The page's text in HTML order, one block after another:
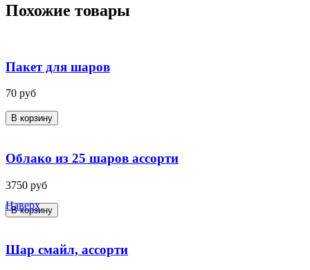
Похожие товары
Пакет для шаров
70 руб
В корзину
Облако из 25 шаров ассорти
3750 руб
В корзину
Шар смайл, ассорти
Наверх